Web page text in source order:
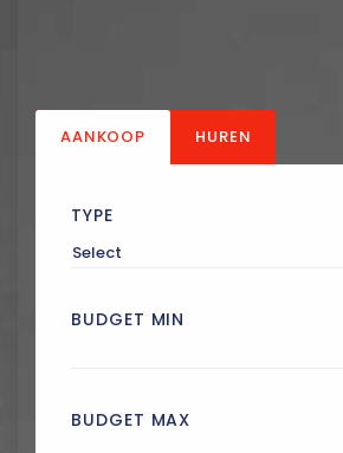
AANKOOP HUREN
TYPE
Select
BUDGET MIN
BUDGET MAX